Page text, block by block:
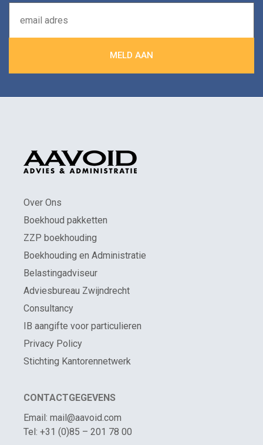
Over Ons
Boekhoud pakketten
ZZP boekhouding
Boekhouding en Administratie
Belastingadviseur
Adviesbureau Zwijndrecht
Consultancy
IB aangifte voor particulieren
Privacy Policy
Stichting Kantorennetwerk
CONTACTGEGEVENS
Email: mail@aavoid.com
Tel: +31 (0)85 – 201 78 00